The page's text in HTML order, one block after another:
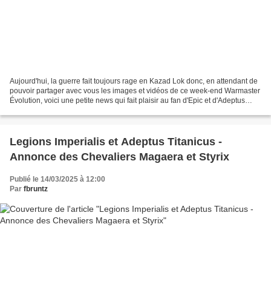
Aujourd'hui, la guerre fait toujours rage en Kazad Lok donc, en attendant de
pouvoir partager avec vous les images et vidéos de ce week-end Warmaster
Évolution, voici une petite news qui fait plaisir au fan d'Epic et d'Adeptus
Legions Imperialis et Adeptus Titanicus -
Annonce des Chevaliers Magaera et Styrix
Publié le 14/03/2025 à 12:00
Par fbruntz